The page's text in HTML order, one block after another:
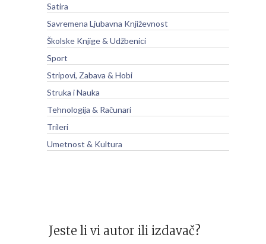
Satira
Savremena Ljubavna Književnost
Školske Knjige & Udžbenici
Sport
Stripovi, Zabava & Hobi
Struka i Nauka
Tehnologija & Računari
Trileri
Umetnost & Kultura
Jeste li vi autor ili izdavač?